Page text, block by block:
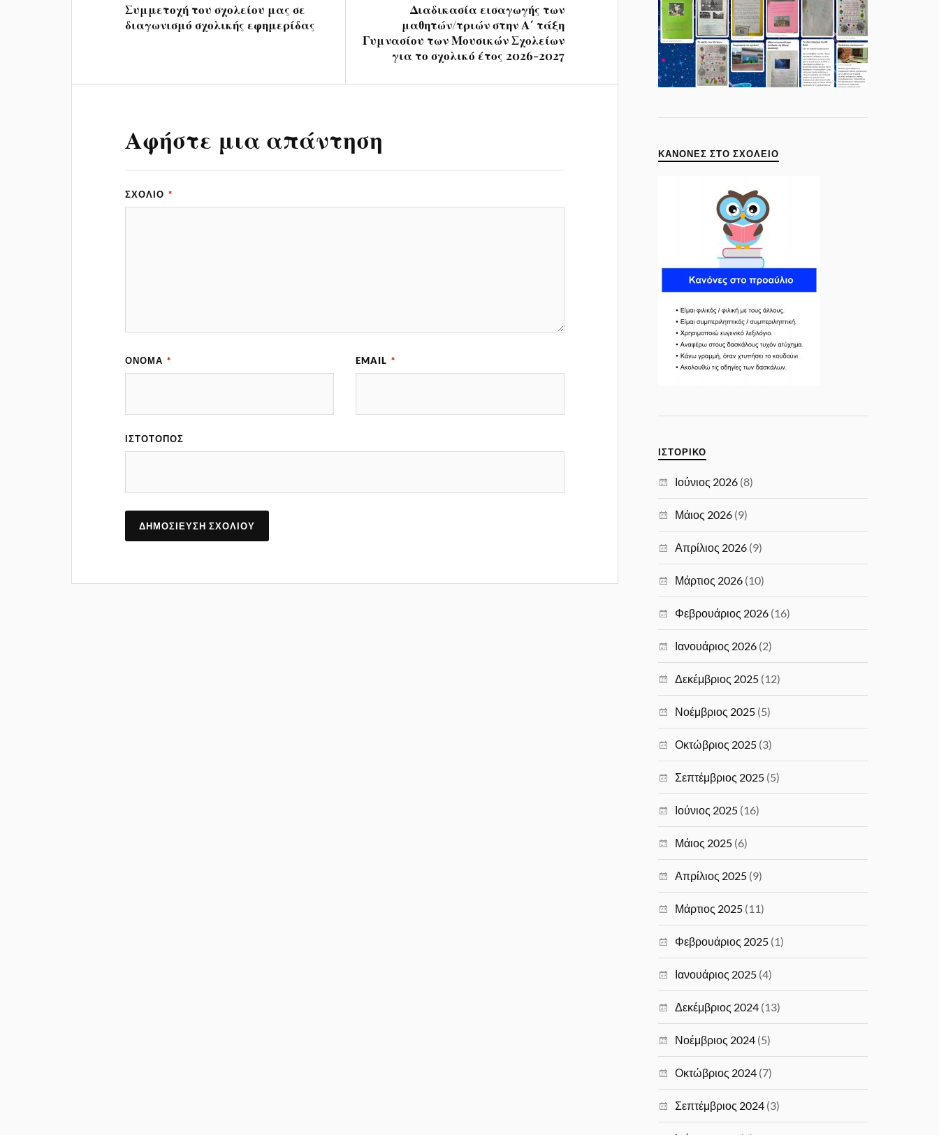
Συμμετοχή του σχολείου μας σε
διαγωνισμό σχολικής εφημερίδας
Διαδικασία εισαγωγής των
μαθητών/τριών στην Α΄ τάξη
Γυμνασίου των Μουσικών Σχολείων
για το σχολικό έτος 2026-2027
Αφήστε μια απάντηση
ΣΧΌΛΙΟ *
ΌΝΟΜΑ * EMAIL *
ΙΣΤΌΤΟΠΟΣ
ΚΑΝΌΝΕΣ ΣΤΟ ΣΧΟΛΕΊΟ
ΙΣΤΟΡΙΚΌ
Ιούνιος 2026 (8)
Μάιος 2026 (9)
Απρίλιος 2026 (9)
Μάρτιος 2026 (10)
Φεβρουάριος 2026 (16)
Ιανουάριος 2026 (2)
Δεκέμβριος 2025 (12)
Νοέμβριος 2025 (5)
Οκτώβριος 2025 (3)
Σεπτέμβριος 2025 (5)
Ιούνιος 2025 (16)
Μάιος 2025 (6)
Απρίλιος 2025 (9)
Μάρτιος 2025 (11)
Φεβρουάριος 2025 (1)
Ιανουάριος 2025 (4)
Δεκέμβριος 2024 (13)
Νοέμβριος 2024 (5)
Οκτώβριος 2024 (7)
Σεπτέμβριος 2024 (3)